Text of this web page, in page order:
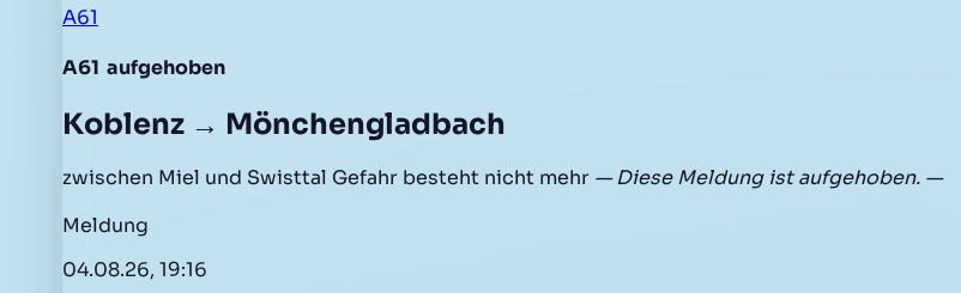
A61
A61 aufgehoben
Koblenz → Mönchengladbach
zwischen Miel und Swisttal Gefahr besteht nicht mehr — Diese Meldung ist aufgehoben. —
Meldung
04.08.26, 19:16